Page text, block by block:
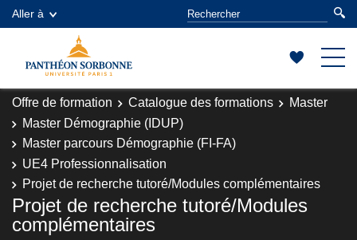
Aller à
Offre de formation Catalogue des formations
Master
Master Démographie (IDUP)
Master parcours Démographie (FI-FA)
UE4 Professionnalisation
Projet de recherche tutoré/Modules complémentaires
Projet de recherche tutoré/Modules
complémentaires